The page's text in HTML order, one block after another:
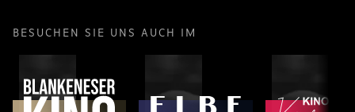
BESUCHEN SIE UNS AUCH IM